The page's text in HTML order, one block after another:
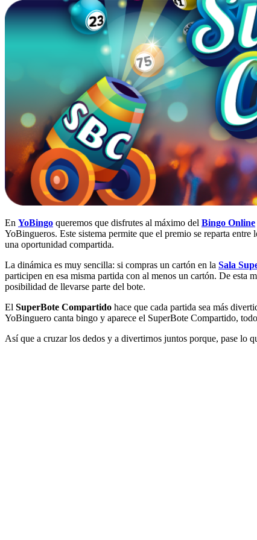
En YoBingo queremos que disfrutes al máximo del Bingo Online
YoBingueros. Este sistema permite que el premio se reparta
una oportunidad compartida.
La dinámica es muy sencilla: si compras un cartón en la Sala
participen en esa misma partida con al menos un cartón. De esta
posibilidad de llevarse parte del bote.
El SuperBote Compartido hace que cada partida sea más
YoBinguero canta bingo y aparece el SuperBote Compartido,
Así que a cruzar los dedos y a divertirnos juntos porque, pase lo